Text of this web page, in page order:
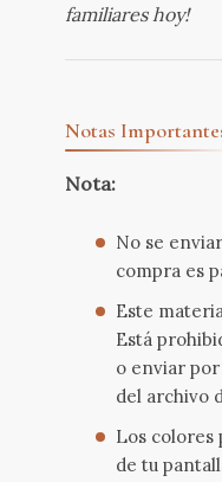
familiares hoy!
Notas
Nota:
No se
compra es
Este
Está
o enviar
del archivo
Los colores
de tu